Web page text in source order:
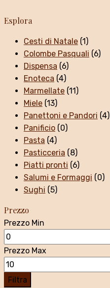
Esplora
Cesti di Natale (1)
Colombe Pasquali (6)
Dispensa (6)
Enoteca (4)
Marmellate (11)
Miele (13)
Panettoni e Pandori (4)
Panificio (0)
Pasta (4)
Pasticceria (8)
Piatti pronti (6)
Salumi e Formaggi (0)
Sughi (5)
Prezzo
Prezzo Min
Prezzo Max
Filtra